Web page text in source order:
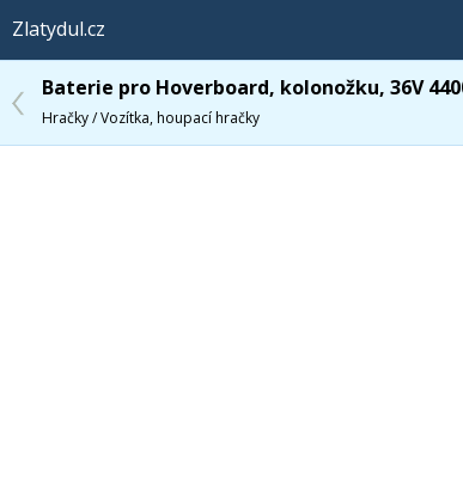
Zlatydul.cz
Baterie pro Hoverboard, kolonožku, 36V
Hračky / Vozítka, houpací hračky